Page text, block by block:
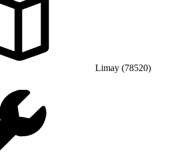
Limay (78520)